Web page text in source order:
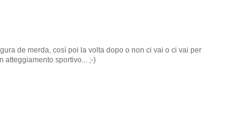
de merda, così poi la volta dopo o non ci vai o ci vai per
atteggiamento sportivo... ;-)